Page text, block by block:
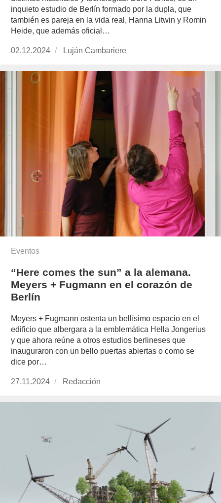
inquieto estudio de Berlín formado por la dupla, que
también es pareja en la vida real, Hanna Litwin y Romin
Heide, que además oficial…
Publicado
02.12.2024
https://www.experimenta.es/author/lujan-
Luján Cambariere
Eventos
“Here comes the sun” a la alemana.
Meyers + Fugmann en el corazón de
Berlín
Meyers + Fugmann ostenta un bellísimo espacio en el
edificio que albergara a la emblemática Hella Jongerius
y que ahora reúne a otros estudios berlineses que
inauguraron con un bello puertas abiertas o como se
dice por…
Publicado
27.11.2024 https://www.experimenta.es/author/redaccion/
Redacción